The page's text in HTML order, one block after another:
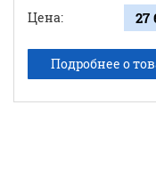
Цена: 27
Подробнее о